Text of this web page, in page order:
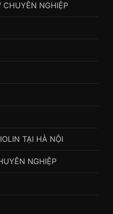
CHUYÊN NGHIỆP
TẠI HÀ NỘI
NGHIỆP